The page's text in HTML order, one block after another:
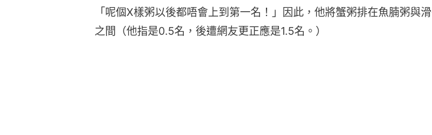
「呢個X樣粥以後都唔會上到第一名！」因此，他將蟹粥排在魚腩粥與
之間（他指是0.5名，後遭網友更正應是1.5名。）